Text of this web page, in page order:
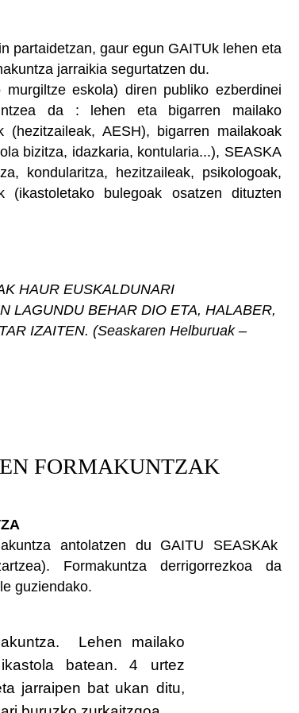
partaidetzan, gaur egun GAITUk lehen eta
jarraikia segurtatzen du.
murgiltze eskola) diren publiko ezberdinei
da : lehen eta bigarren mailako
(hezitzaileak, AESH), bigarren mailakoak
bizitza, idazkaria, kontularia...), SEASKA
kondularitza, hezitzaileak, psikologoak,
(ikastoletako bulegoak osatzen dituzten
HAUR EUSKALDUNARI
LAGUNDU BEHAR DIO ETA, HALABER,
IZAITEN. (Seaskaren Helburuak –
FORMAKUNTZAK
antolatzen du GAITU SEASKAk
Formakuntza derrigorrezkoa da
guziendako.
Lehen mailako
batean. 4 urtez
jarraipen bat ukan ditu,